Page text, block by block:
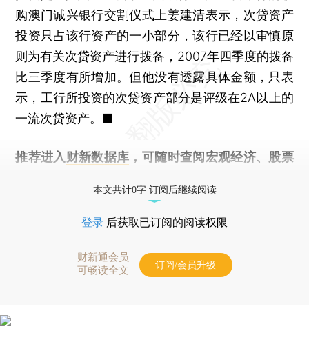
购澳门诚兴银行交割仪式上姜建清表示，次贷资产
投资只占该行资产的一小部分，该行已经以审慎原
则为有关次贷资产进行拨备，2007年四季度的拨备
比三季度有所增加。但他没有透露具体金额，只表
示，工行所投资的次贷资产部分是评级在2A以上的
一流次贷资产。■
推荐进入 财新数据库 ，可随时查阅宏观经济、股票
本文共计0字 订阅后继续阅读
登录 后获取已订阅的阅读权限
财新通会员
可畅读全文
订阅/会员升级